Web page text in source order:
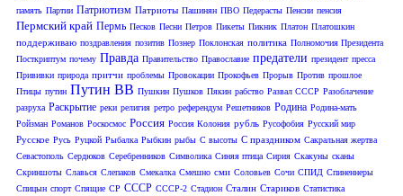
память Партии Патриотизм Патриоты Пашинян ПВО Педерасты Пенсии пенсия
Пермский край Пермь Песков Песни Петров Пикеты Пикник Платон Платошкин
поддерживаю поздравления позитив Познер Поклонская политика Полномочия Президента
Посткриптум почему Правда Правительство Православие предатели президент пресса
Прививки природа притчи проблемы Провокации Прокофьев Прорыв Против прошлое
Птицы путин Путин ВВ Пушкин Пушков Пякин рабство Развал СССР Разоблачение
разруха Раскрытие реки религия ретро референдум Решетников Родина Родина-мать
Ройзман Романов Роскосмос Россия Россия Колония рубль Русофобия Русский мир
Русское Русь Руцкой Рыбалка Рыбкин рыбы С высоты С праздником Сакральная жертва
Севастополь Сердюков Серебренников Символика Синяя птица Сирия Скакуны сканы
Скриншоты Славься Слепаков Смекалка Смешно сми Соловьев Сочи СПИД Спиненнеры
Спицын спорт Спящие СР СССР СССР-2 Стадион Сталин Стариков Статистика